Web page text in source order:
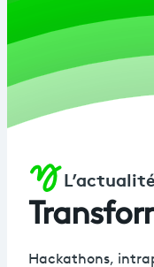
L’actualité
Hackathons,